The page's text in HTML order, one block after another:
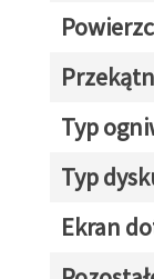
Typ
Typ
Ekran